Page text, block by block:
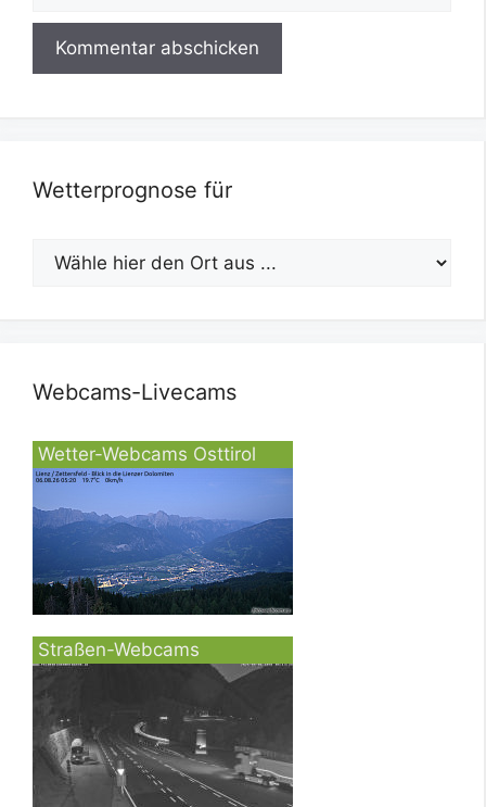
Wetterprognose für
Webcams-Livecams
Wetter-Webcams Osttirol
Straßen-Webcams